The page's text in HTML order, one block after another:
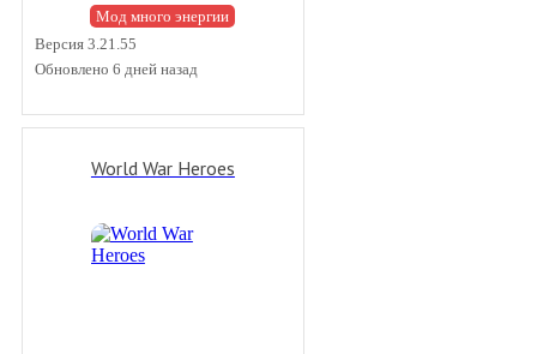
Мод много энергии
Версия 3.21.55
Обновлено 6 дней назад
World War Heroes